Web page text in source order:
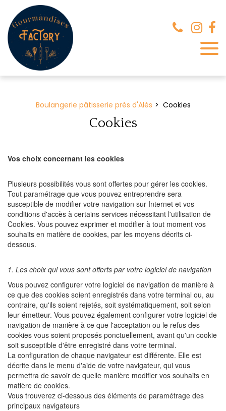
Boulangerie pâtisserie près d'Alès Cookies
Cookies
Vos choix concernant les cookies
Plusieurs possibilités vous sont offertes pour gérer les cookies.
Tout paramétrage que vous pouvez entreprendre sera
susceptible de modifier votre navigation sur Internet et vos
conditions d'accès à certains services nécessitant l'utilisation de
Cookies. Vous pouvez exprimer et modifier à tout moment vos
souhaits en matière de cookies, par les moyens décrits ci-
dessous.
1. Les choix qui vous sont offerts par votre logiciel de navigation
Vous pouvez configurer votre logiciel de navigation de manière à
ce que des cookies soient enregistrés dans votre terminal ou, au
contraire, qu'ils soient rejetés, soit systématiquement, soit selon
leur émetteur. Vous pouvez également configurer votre logiciel de
navigation de manière à ce que l'acceptation ou le refus des
cookies vous soient proposés ponctuellement, avant qu'un cookie
soit susceptible d'être enregistré dans votre terminal.
La configuration de chaque navigateur est différente. Elle est
décrite dans le menu d'aide de votre navigateur, qui vous
permettra de savoir de quelle manière modifier vos souhaits en
matière de cookies.
Vous trouverez ci-dessous des éléments de paramétrage des
principaux navigateurs
Panneau de gestion des cookies